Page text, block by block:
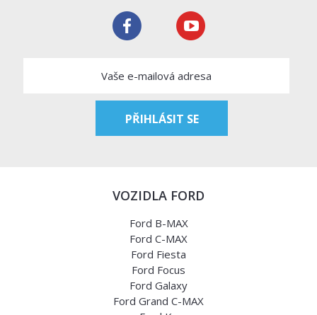
VOZIDLA FORD
Ford B-MAX
Ford C-MAX
Ford Fiesta
Ford Focus
Ford Galaxy
Ford Grand C-MAX